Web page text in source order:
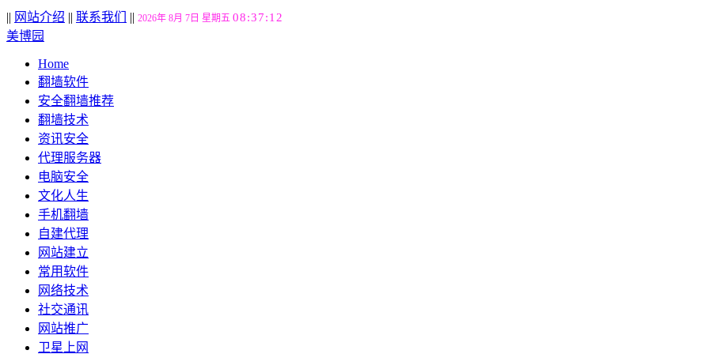
|| 网站介绍 || 联系我们 || 2026年 8月 7日 星期五 08:37:13
美博园
Home
翻墙软件
安全翻墙推荐
翻墙技术
资讯安全
代理服务器
电脑安全
文化人生
手机翻墙
自建代理
网站建立
常用软件
网络技术
社交通讯
网站推广
卫星上网